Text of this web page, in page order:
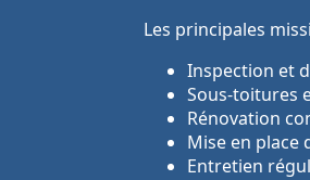
Les principales
Inspection et
Sous-toitures
Rénovation
Mise en place
Entretien